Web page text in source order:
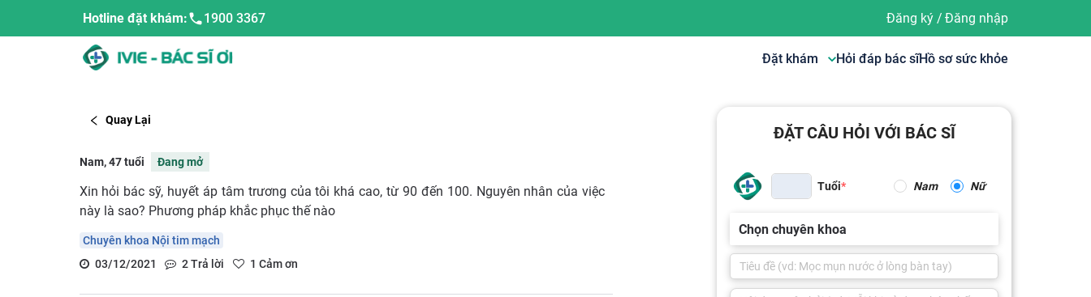
Hotline đặt khám: 1900 3367 Đăng ký/ Đăng nhập
Đặt khám Hỏi đáp bác sĩHồ sơ sức khỏe
Quay Lại
Nam, 47 tuổi Đang mở
Xin hỏi bác sỹ, huyết áp tâm trương của tôi khá cao, từ 90 đến 100. Nguyên nhân của việc
này là sao? Phương pháp khắc phục thế nào
Chuyên khoa Nội tim mạch
03/12/2021
2Trả lời 1 Cảm ơn
ĐẶT CÂU HỎI VỚI BÁC SĨ
Tuổi Nam Nữ
Chọn chuyên khoa